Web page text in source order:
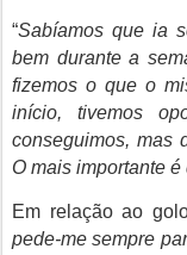
“Sabíamos que ia
bem durante a
fizemos o que o
início, tivemos
conseguimos, mas
O mais importante
Em relação ao
pede-me sempre